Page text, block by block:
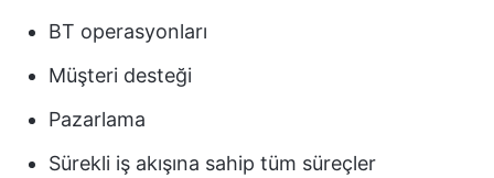
BT operasyonları
Müşteri desteği
Pazarlama
Sürekli iş akışına sahip tüm süreçler